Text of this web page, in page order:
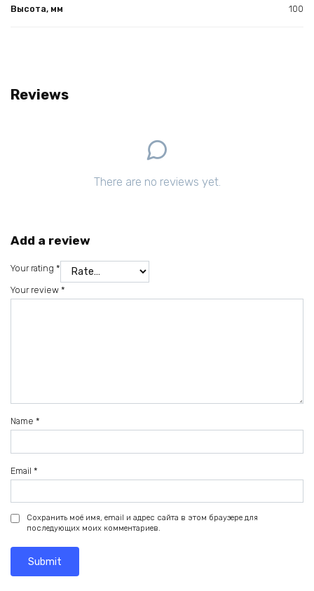
Высота, мм 100
Reviews
There are no reviews yet.
Add a review
Your rating *
Your review *
Name *
Email *
Сохранить моё имя, email и адрес сайта в этом браузере для
последующих моих комментариев.